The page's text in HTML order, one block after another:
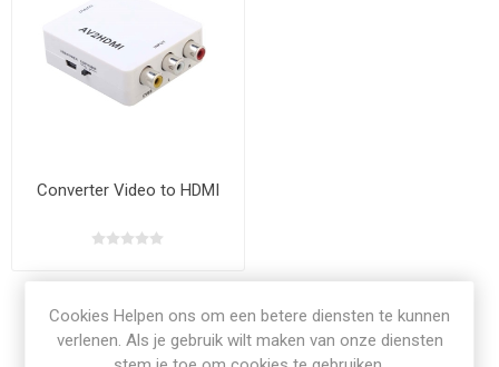
Converter Video to HDMI
Cookies Helpen ons om een betere diensten te kunnen
verlenen. Als je gebruik wilt maken van onze diensten